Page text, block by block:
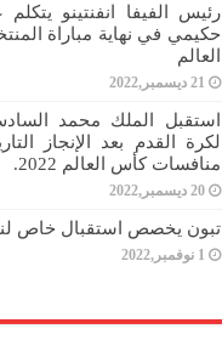
رئيس الفيفا انفنتينو
حكيمي في نهاية مباراة
العالم
21 ديسمبر,2022
استقبل الملك محمد
لكرة القدم بعد الإنجاز
منافسات كأس العالم 2022.
20 ديسمبر,2022
تبون يخصص استقبال خاص
1 نوفمبر,2022